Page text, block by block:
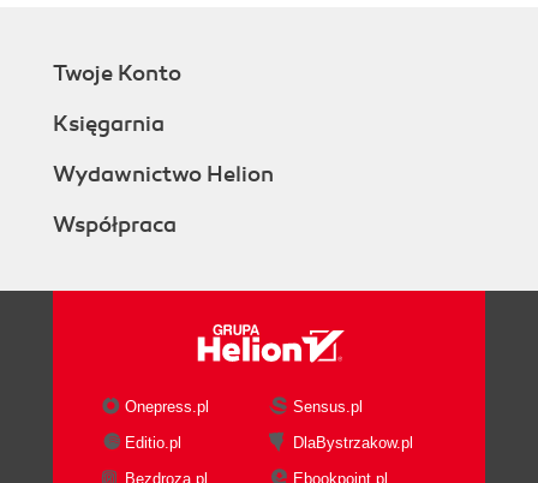
Twoje Konto
Księgarnia
Wydawnictwo Helion
Współpraca
Onepress.pl
Sensus.pl
Editio.pl
DlaBystrzakow.pl
Bezdroza.pl
Ebookpoint.pl